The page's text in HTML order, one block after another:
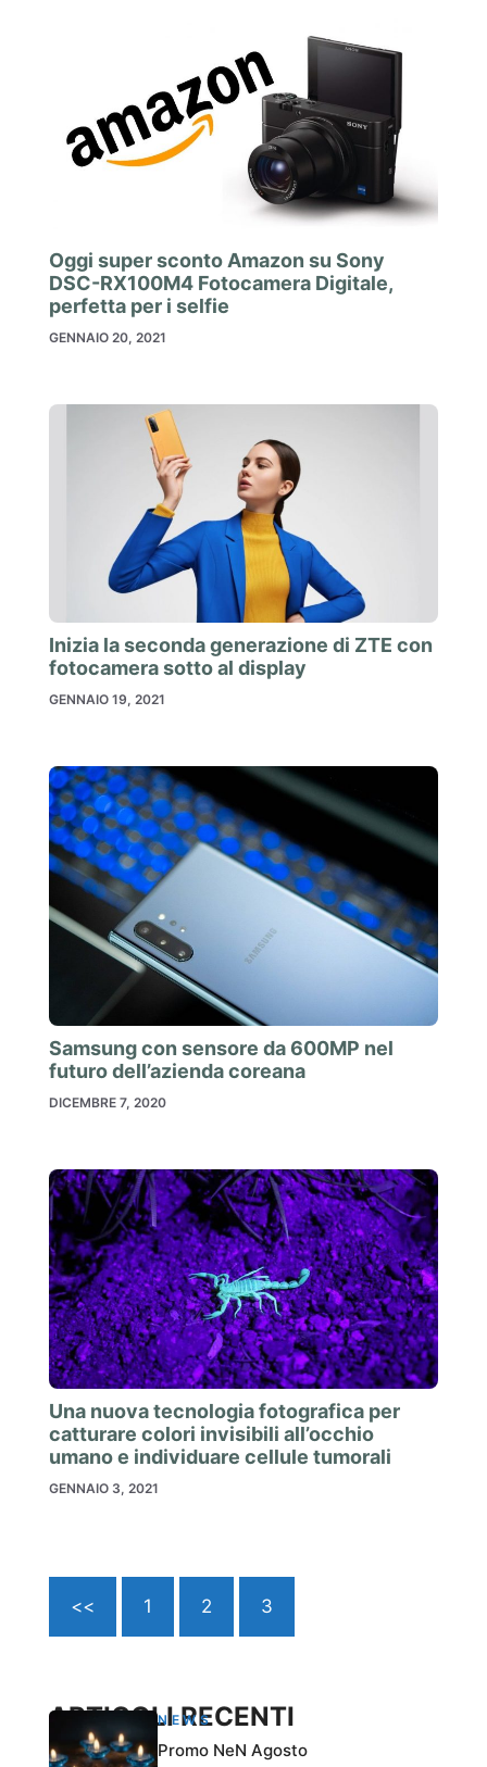
Oggi super sconto Amazon su Sony
DSC-RX100M4 Fotocamera Digitale,
perfetta per i selfie
GENNAIO 20, 2021
Inizia la seconda generazione di ZTE con
fotocamera sotto al display
GENNAIO 19, 2021
Samsung con sensore da 600MP nel
futuro dell’azienda coreana
DICEMBRE 7, 2020
Una nuova tecnologia fotografica per
catturare colori invisibili all’occhio
umano e individuare cellule tumorali
GENNAIO 3, 2021
<< 1 2 3
ARTICOLI RECENTI
NEWS
Promo NeN Agosto